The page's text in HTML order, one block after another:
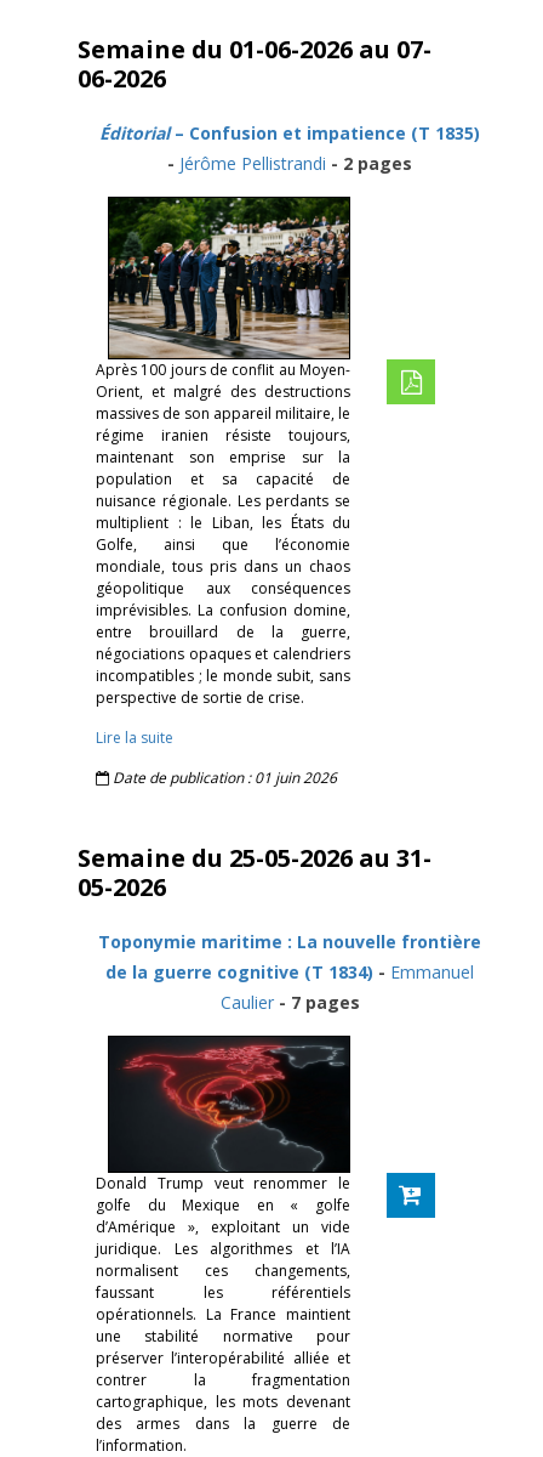
Semaine du 01-06-2026 au 07-
06-2026
Éditorial– Confusion et impatience (T 1835)
- Jérôme Pellistrandi - 2 pages
Après 100 jours de conflit au Moyen-
Orient, et malgré des destructions
massives de son appareil militaire, le
régime iranien résiste toujours,
maintenant son emprise sur la
population et sa capacité de
nuisance régionale. Les perdants se
multiplient : le Liban, les États du
Golfe, ainsi que l’économie
mondiale, tous pris dans un chaos
géopolitique aux conséquences
imprévisibles. La confusion domine,
entre brouillard de la guerre,
négociations opaques et calendriers
incompatibles ; le monde subit, sans
perspective de sortie de crise.
Lire la suite
Date de publication : 01 juin 2026
Semaine du 25-05-2026 au 31-
05-2026
Toponymie maritime : La nouvelle frontière
de la guerre cognitive (T 1834) - Emmanuel
Caulier- 7 pages
Donald Trump veut renommer le
golfe du Mexique en « golfe
d’Amérique », exploitant un vide
juridique. Les algorithmes et l’IA
normalisent ces changements,
faussant les référentiels
opérationnels. La France maintient
une stabilité normative pour
préserver l’interopérabilité alliée et
contrer la fragmentation
cartographique, les mots devenant
des armes dans la guerre de
l’information.